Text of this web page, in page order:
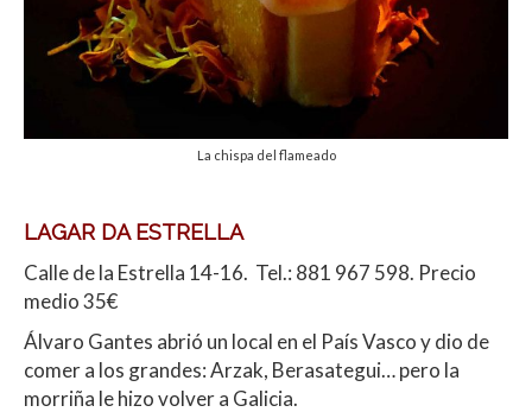
La chispa del flameado
LAGAR DA ESTRELLA
Calle de la Estrella 14-16. Tel.: 881 967 598. Precio
medio 35€
Álvaro Gantes abrió un local en el País Vasco y dio de
comer a los grandes: Arzak, Berasategui… pero la
morriña le hizo volver a Galicia.